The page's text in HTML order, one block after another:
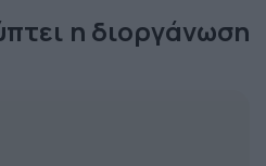
η διοργάνωση